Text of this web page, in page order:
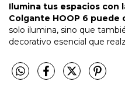
Ilumina tus espacios con
Colgante HOOP 6 puede
solo ilumina, sino que
decorativo esencial que